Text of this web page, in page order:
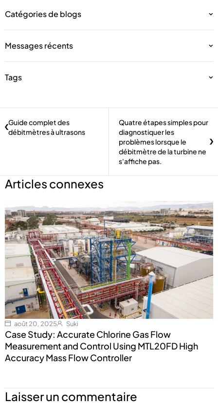
Catégories de blogs
Messages récents
Tags
Guide complet des
débitmètres à ultrasons
Quatre étapes simples pour
diagnostiquer les
problèmes lorsque le
débitmètre de la turbine ne
s'affiche pas.
Articles connexes
août 20, 2025 Suki
Case Study: Accurate Chlorine Gas Flow
Measurement and Control Using MTL20FD High
Accuracy Mass Flow Controller
Laisser un commentaire